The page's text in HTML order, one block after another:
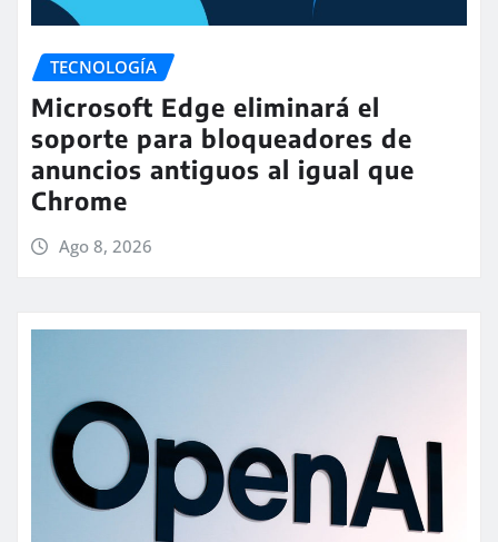
TECNOLOGÍA
Microsoft Edge eliminará el
soporte para bloqueadores de
anuncios antiguos al igual que
Chrome
Ago 8, 2026